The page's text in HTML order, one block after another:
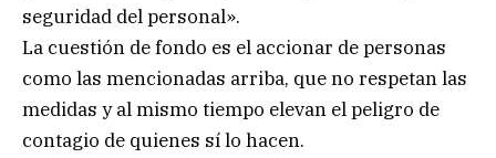
seguridad del personal».
La cuestión de fondo es el accionar de personas
como las mencionadas arriba, que no respetan las
medidas y al mismo tiempo elevan el peligro de
contagio de quienes sí lo hacen.